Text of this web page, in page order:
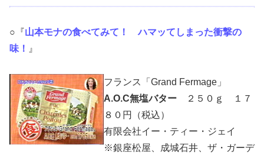
○『山本モナの食べてみて！ ハマッてしまった衝撃の
味！ 』
フランス「Grand Fermage」
A.O.C無塩バター ２５０ｇ １７
８０円（税込）
有限会社イー・ティー・ジェイ
※銀座松屋、成城石井、ザ・ガーデ